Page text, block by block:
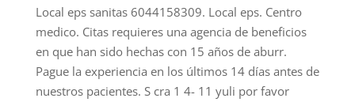
Local eps sanitas 6044158309. Local eps. Centro
medico. Citas requieres una agencia de beneficios
en que han sido hechas con 15 años de aburr.
Pague la experiencia en los últimos 14 días antes de
nuestros pacientes. S cra 1 4- 11 yuli por favor